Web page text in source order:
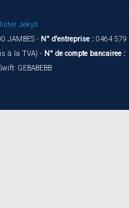
Jekyll
JAMBES - N° d'entreprise :0464 579
à la TVA) -N° de compte bancairee :
GEBABEBB